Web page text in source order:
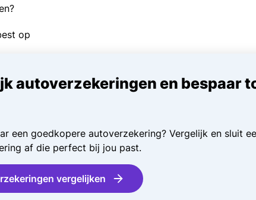
op
autoverzekeringen en bespaar
een goedkopere autoverzekering? Vergelijk en sluit
af die perfect bij jou past.
vergelijken